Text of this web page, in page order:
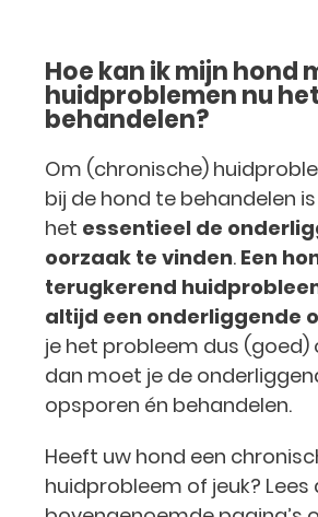
Hoe kan ik mijn hond
huidproblemen nu
behandelen?
Om (chronische)
bij de hond te behandelen is
het essentieel de
oorzaak te vinden. Een
terugkerend
altijd een onderliggende
je het probleem dus (goed)
dan moet je de
opsporen én behandelen.
Heeft uw hond een
huidprobleem of jeuk? Lees